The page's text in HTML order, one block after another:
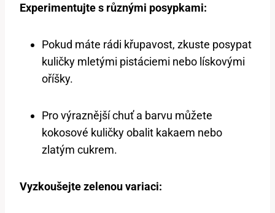
Experimentujte s různými posypkami:
Pokud máte rádi křupavost, zkuste posypat
kuličky mletými pistáciemi nebo lískovými
oříšky.
Pro výraznější chuť a barvu můžete
kokosové kuličky obalit kakaem nebo
zlatým cukrem.
Vyzkoušejte zelenou variaci: